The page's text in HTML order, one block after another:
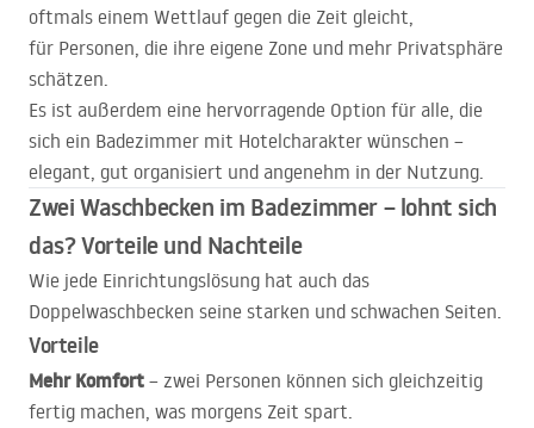
oftmals einem Wettlauf gegen die Zeit gleicht,
für Personen, die ihre eigene Zone und mehr Privatsphäre
schätzen.
Es ist außerdem eine hervorragende Option für alle, die
sich ein Badezimmer mit Hotelcharakter wünschen –
elegant, gut organisiert und angenehm in der Nutzung.
Zwei Waschbecken im Badezimmer – lohnt sich
das? Vorteile und Nachteile
Wie jede Einrichtungslösung hat auch das
Doppelwaschbecken seine starken und schwachen Seiten.
Vorteile
Mehr Komfort – zwei Personen können sich gleichzeitig
fertig machen, was morgens Zeit spart.